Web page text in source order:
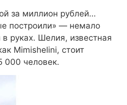
за миллион рублей…
построили» — немало
руках. Шелия, известная
Mimishelini, стоит
000 человек.